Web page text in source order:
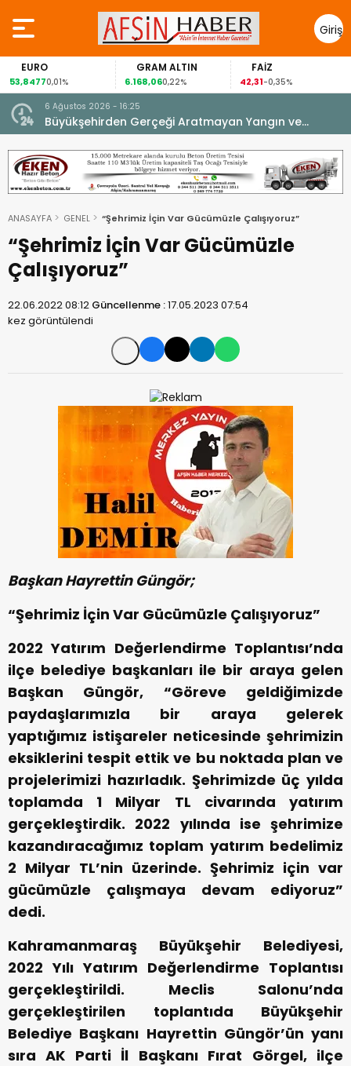
Giriş
Yap
EURO
53,84770,01%
GRAM ALTIN
6.168,060,22%
FAİZ
42,31-0,35%
6 Ağustos 2026 - 16:25
Büyükşehirden Gerçeği Aratmayan Yangın ve
Kurtarma Tatbikatı.
ANASAYFA GENEL “Şehrimiz İçin Var Gücümüzle Çalışıyoruz”
“Şehrimiz İçin Var Gücümüzle
Çalışıyoruz”
22.06.2022 08:12 Güncellenme :17.05.2023 07:54
kez görüntülendi
Başkan Hayrettin Güngör;
“Şehrimiz İçin Var Gücümüzle Çalışıyoruz”
2022 Yatırım Değerlendirme Toplantısı’nda
ilçe belediye başkanları ile bir araya gelen
Başkan Güngör, “Göreve geldiğimizde
paydaşlarımızla bir araya gelerek
yaptığımız istişareler neticesinde şehrimizin
eksiklerini tespit ettik ve bu noktada plan ve
projelerimizi hazırladık. Şehrimizde üç yılda
toplamda 1 Milyar TL civarında yatırım
gerçekleştirdik. 2022 yılında ise şehrimize
kazandıracağımız toplam yatırım bedelimiz
2 Milyar TL’nin üzerinde. Şehrimiz için var
gücümüzle çalışmaya devam ediyoruz”
dedi.
Kahramanmaraş Büyükşehir Belediyesi,
2022 Yılı Yatırım Değerlendirme Toplantısı
gerçekleştirildi. Meclis Salonu’nda
gerçekleştirilen toplantıda Büyükşehir
Belediye Başkanı Hayrettin Güngör’ün yanı
sıra AK Parti İl Başkanı Fırat Görgel, ilçe